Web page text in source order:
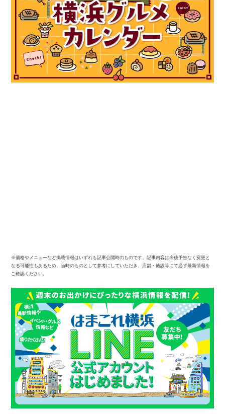
※価格やメニューなど掲載情報はいずれも記事公開時のものです。記事内容は今後予告なく変更と
なる可能性もあるため、当時のものとして参考にしていただき、店舗・施設等にて必ず最新情報を
ご確認ください。